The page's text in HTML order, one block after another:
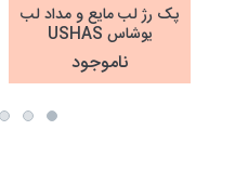
پک رژ لب مایع و مداد لب
یوشاس USHAS
ناموجود